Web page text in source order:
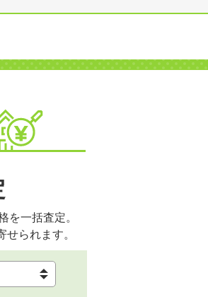
を一括査定。
られます。